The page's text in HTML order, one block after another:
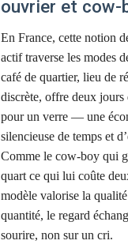
ouvrier et cow-
En France, cette notion
actif traverse les modes
café de quartier, lieu de
discrète, offre deux jours
pour un verre — une
silencieuse de temps et
Comme le cow-boy qui
quart ce qui lui coûte
modèle valorise la
quantité, le regard
sourire, non sur un cri.